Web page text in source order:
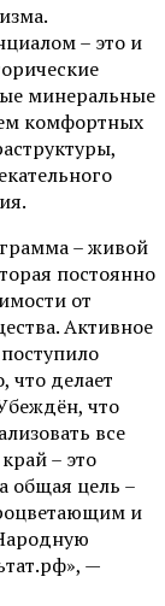
– это и
минеральные
комфортных
– живой
постоянно
от
Активное
что делает
что
все
– это
общая цель –
и
—